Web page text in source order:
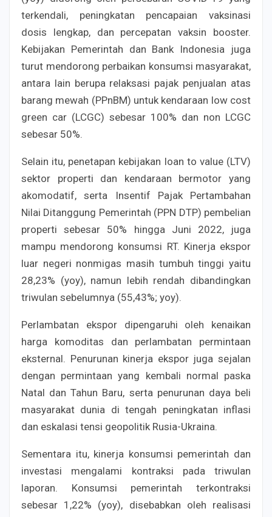
terkendali, peningkatan pencapaian vaksinasi
dosis lengkap, dan percepatan vaksin booster.
Kebijakan Pemerintah dan Bank Indonesia juga
turut mendorong perbaikan konsumsi masyarakat,
antara lain berupa relaksasi pajak penjualan atas
barang mewah (PPnBM) untuk kendaraan low cost
green car (LCGC) sebesar 100% dan non LCGC
sebesar 50%.
Selain itu, penetapan kebijakan loan to value (LTV)
sektor properti dan kendaraan bermotor yang
akomodatif, serta Insentif Pajak Pertambahan
Nilai Ditanggung Pemerintah (PPN DTP) pembelian
properti sebesar 50% hingga Juni 2022, juga
mampu mendorong konsumsi RT. Kinerja ekspor
luar negeri nonmigas masih tumbuh tinggi yaitu
28,23% (yoy), namun lebih rendah dibandingkan
triwulan sebelumnya (55,43%; yoy).
Perlambatan ekspor dipengaruhi oleh kenaikan
harga komoditas dan perlambatan permintaan
eksternal. Penurunan kinerja ekspor juga sejalan
dengan permintaan yang kembali normal paska
Natal dan Tahun Baru, serta penurunan daya beli
masyarakat dunia di tengah peningkatan inflasi
dan eskalasi tensi geopolitik Rusia-Ukraina.
Sementara itu, kinerja konsumsi pemerintah dan
investasi mengalami kontraksi pada triwulan
laporan. Konsumsi pemerintah terkontraksi
sebesar 1,22% (yoy), disebabkan oleh realisasi